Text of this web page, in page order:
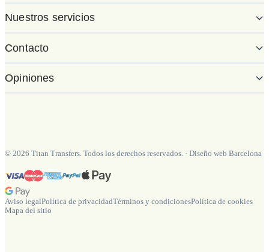
Nuestros servicios
Contacto
Opiniones
© 2026 Titan Transfers. Todos los derechos reservados. · Diseño web Barcelona
Aviso legalPolítica de privacidadTérminos y condicionesPolítica de cookies
Mapa del sitio